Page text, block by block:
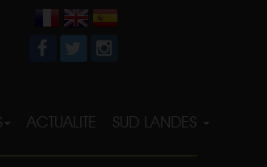
ACTUALITE SUD LANDES